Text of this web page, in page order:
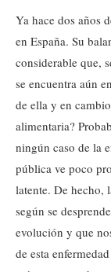
Ya hace dos años
en España. Su
considerable que,
se encuentra aún
de ella y en
alimentaria?
ningún caso de la
pública ve poco
latente. De hecho,
según se
evolución y que
de esta